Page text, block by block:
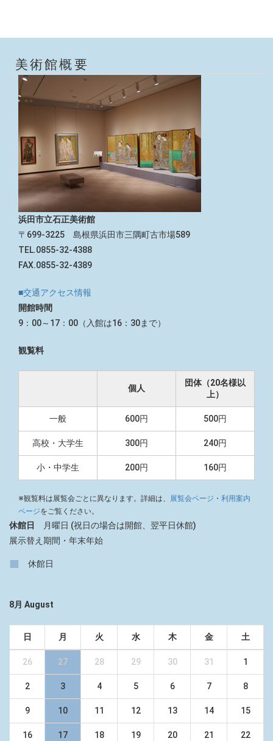
美術館概要
浜田市立石正美術館
〒699-3225 島根県浜田市三隅町古市場589
TEL.0855-32-4388
FAX.0855-32-4389
■交通アクセス情報
開館時間
9：00～17：00（入館は16：30まで）
観覧料
個人
団体（20名様以
上）
一般 600円 500円
高校・大学生 300円 240円
小・中学生 200円 160円
※観覧料は展覧会ごとに異なります。詳細は、 展覧会ページ ・ 利用案内
ページをご覧ください。
休館日
月曜日 (祝日の場合は開館、翌平日休館)
展示替え期間・年末年始
■ 休館日
8月 August
日 月 火 水 木 金 土
26 27 28 29 30 31 1
2 3 4 5 6 7 8
9 10 11 12 13 14 15
16 17 18 19 20 21 22